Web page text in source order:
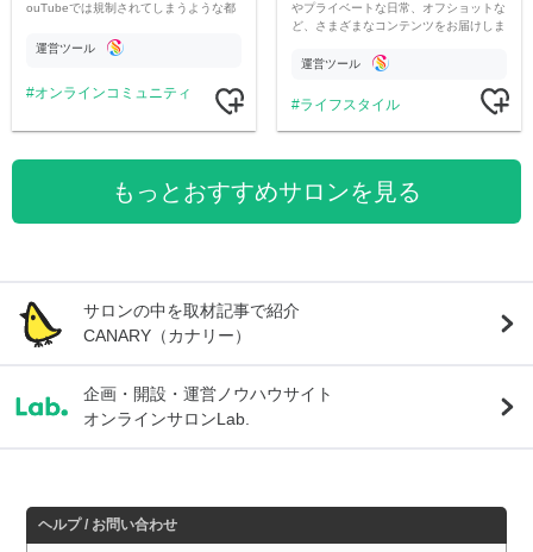
ouTubeでは規制されてしまうような都
公開。
運営ツール
オンラインコミュニティ
やプライベートな日常、オフショットな
ど、さまざまなコンテンツをお届けしま
運営ツール
ライフスタイル
もっとおすすめサロンを見る
サロンの中を取材記事で紹介
CANARY（カナリー）
企画・開設・運営ノウハウサイト
オンラインサロンLab.
ヘルプ / お問い合わせ